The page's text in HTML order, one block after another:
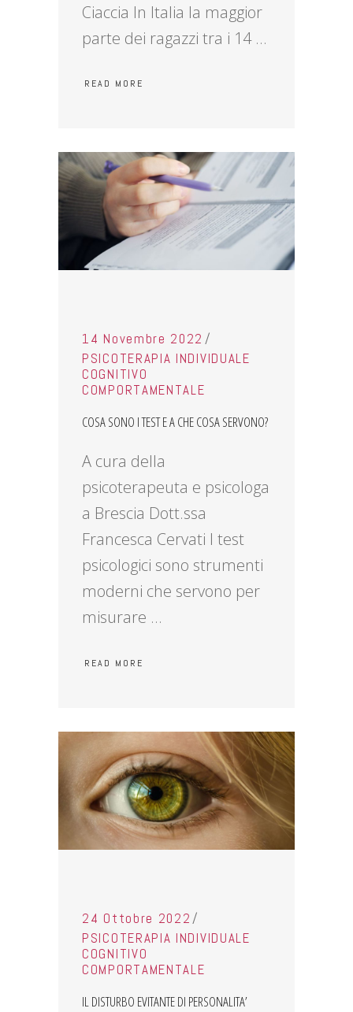
Ciaccia In Italia la maggior
parte dei ragazzi tra i 14
READ MORE
14 Novembre 2022
PSICOTERAPIA INDIVIDUALE
COGNITIVO
COMPORTAMENTALE
COSA SONO I TEST E A CHE COSA SERVONO?
A cura della
psicoterapeuta e psicologa
a Brescia Dott.ssa
Francesca Cervati I test
psicologici sono strumenti
moderni che servono per
misurare
READ MORE
24 Ottobre 2022
PSICOTERAPIA INDIVIDUALE
COGNITIVO
COMPORTAMENTALE
IL DISTURBO EVITANTE DI PERSONALITA’